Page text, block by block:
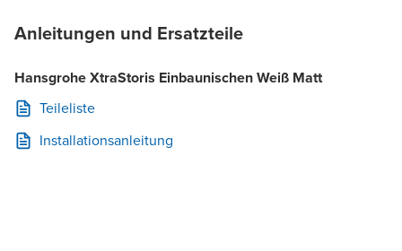
Anleitungen und Ersatzteile
Hansgrohe XtraStoris Einbaunischen Weiß Matt
Teileliste
Installationsanleitung